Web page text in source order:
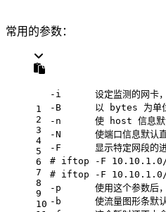
常用的参数：
1
2
3
4
5
6
7
8
9
10
-i      设定监测的网卡，
-B      以 bytes 为单位
-n      使 host 信息默认
-N      使端口信息默认直
-F      显示特定网段的进
# iftop -F 10.10.1.0/
# iftop -F 10.10.1.0/
-p      使用这个参数后，
-b      使流量图形条默认